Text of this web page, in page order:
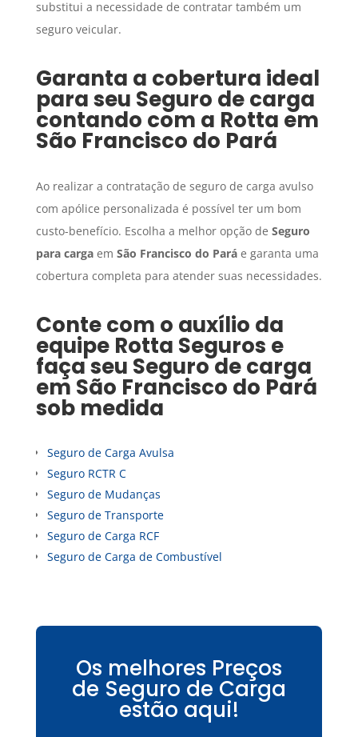
substitui a necessidade de contratar também um
seguro veicular.
Garanta a cobertura ideal
para seu Seguro de carga
contando com a Rotta em
São Francisco do Pará
Ao realizar a contratação de seguro de carga avulso
com apólice personalizada é possível ter um bom
custo-benefício. Escolha a melhor opção de Seguro
para cargaem São Francisco do Paráe garanta uma
cobertura completa para atender suas necessidades.
Conte com o auxílio da
equipe Rotta Seguros e
faça seu Seguro de carga
em São Francisco do Pará
sob medida
Seguro de Carga Avulsa
Seguro RCTR C
Seguro de Mudanças
Seguro de Transporte
Seguro de Carga RCF
Seguro de Carga de Combustível
Os melhores Preços
de Seguro de Carga
estão aqui!